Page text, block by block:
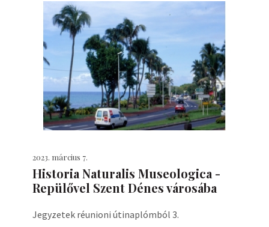
2023. március 7.
Historia Naturalis Museologica -
Repülővel Szent Dénes városába
Jegyzetek réunioni útinaplómból 3.